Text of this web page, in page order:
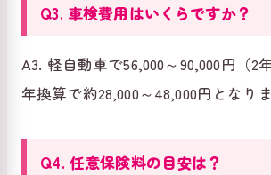
Q3. 車検費用はいくらですか？
A3. 軽自動車で56,000～90,000円（2
年換算で約28,000～48,000円となりま
Q4. 任意保険料の目安は？